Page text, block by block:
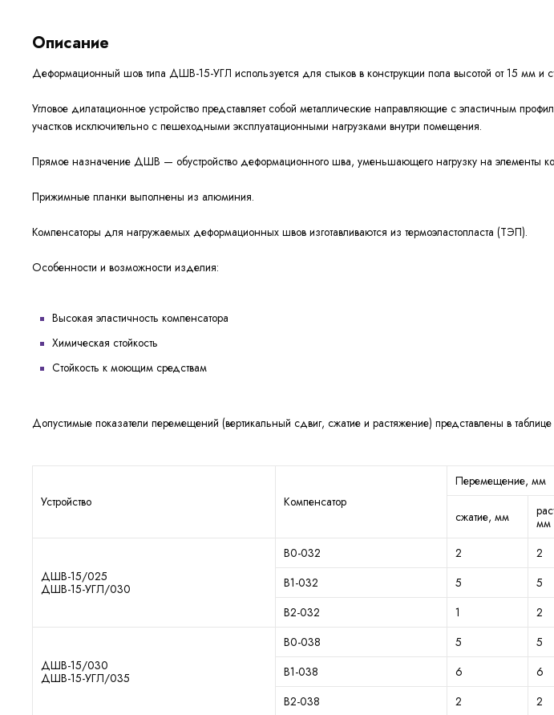
Описание
Деформационный шов типа ДШВ-15-УГЛ используется для стыков в конструкции пола высотой от 15 мм
Угловое дилатационное устройство представляет собой металлические направляющие с эластичным
участков исключительно с пешеходными эксплуатационными нагрузками внутри помещения.
Прямое назначение ДШВ — обустройство деформационного шва, уменьшающего нагрузку на элементы
Прижимные планки выполнены из алюминия.
Компенсаторы для нагружаемых деформационных швов изготавливаются из термоэластопласта (ТЭП).
Особенности и возможности изделия:
Высокая эластичность компенсатора
Химическая стойкость
Стойкость к моющим средствам
Допустимые показатели перемещений (вертикальный сдвиг, сжатие и растяжение) представлены в
Устройство Компенсатор
Перемещение, мм
сжатие, мм
мм
ДШВ-15/025
ДШВ-15-УГЛ/030
В0-032 2 2
В1-032 5 5
В2-032
1 2
ДШВ-15/030
ДШВ-15-УГЛ/035
В0-038 5 5
В1-038 6 6
В2-038
2 2